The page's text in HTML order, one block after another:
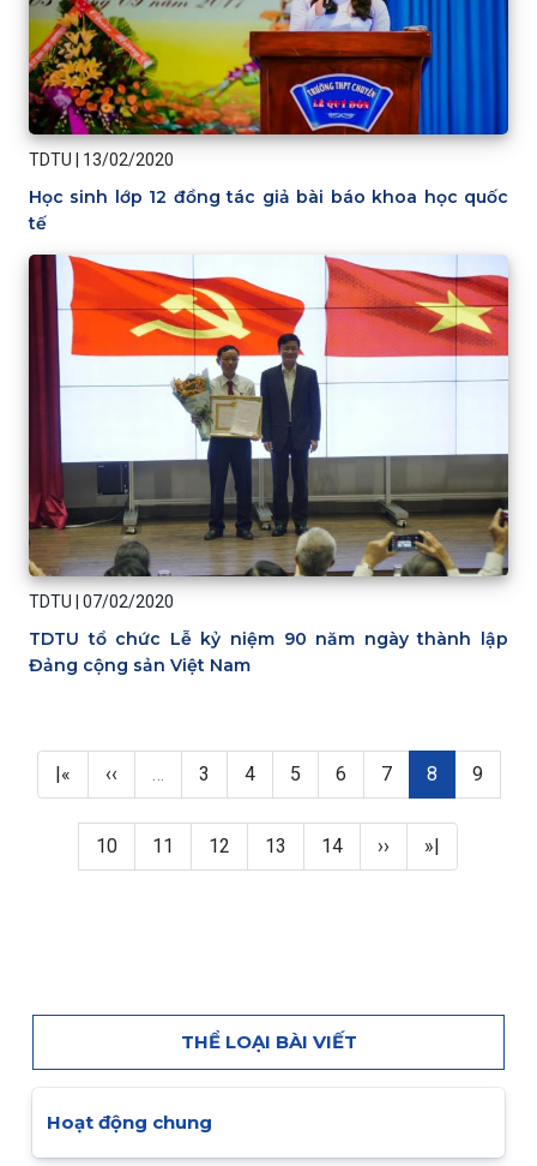
TDTU 13/02/2020
Học sinh lớp 12 đồng tác giả bài báo khoa học quốc
tế
TDTU 07/02/2020
TDTU tổ chức Lễ kỷ niệm 90 năm ngày thành lập
Đảng cộng sản Việt Nam
First page
|« Previous page
‹‹ Page
3 Page
4 Page
5 Page
6 Page
7 Trang hiện
8 Page
9
Page
10 Page
11 Page
12 Page
13 Page
14 Next page
›› Last page
»|
THỂ LOẠI BÀI VIẾT
Hoạt động chung